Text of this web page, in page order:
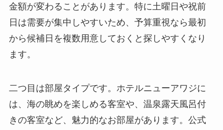
金額が変わることがあります。特に土曜日や祝前
日は需要が集中しやすいため、予算重視なら最初
から候補日を複数用意しておくと探しやすくなり
ます。
二つ目は部屋タイプです。ホテルニューアワジに
は、海の眺めを楽しめる客室や、温泉露天風呂付
きの客室など、魅力的なお部屋があります。公式